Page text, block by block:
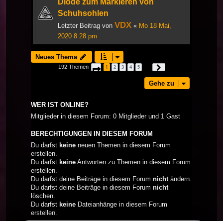
Schuhsohlen
Letzter Beitrag von VDX « Mo 18 Mai,
2020 8:28 pm
Neues Thema
192 Themen Seite 1von
1 2 3 4 5
Gehe zu
WER IST ONLINE?
Mitglieder in diesem Forum: 0 Mitglieder und 1 Gast
BERECHTIGUNGEN IN DIESEM FORUM
Du darfst keine neuen Themen in diesem Forum
erstellen.
Du darfst keine Antworten zu Themen in diesem Forum
erstellen.
Du darfst deine Beiträge in diesem Forum nicht ändern.
Du darfst deine Beiträge in diesem Forum nicht
löschen.
Du darfst keine Dateianhänge in diesem Forum
erstellen.